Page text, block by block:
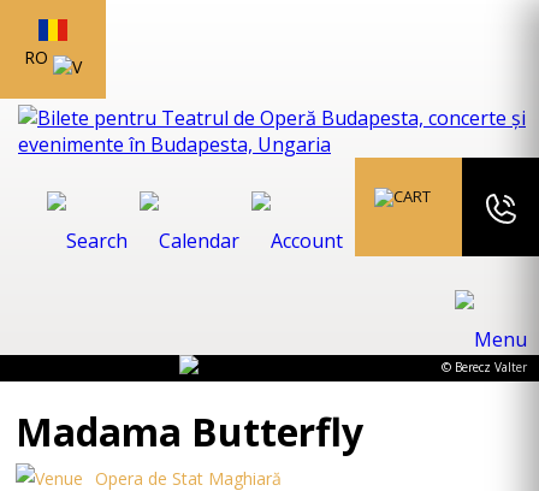
RO
© Berecz Valter
Madama Butterfly
Opera de Stat Maghiară